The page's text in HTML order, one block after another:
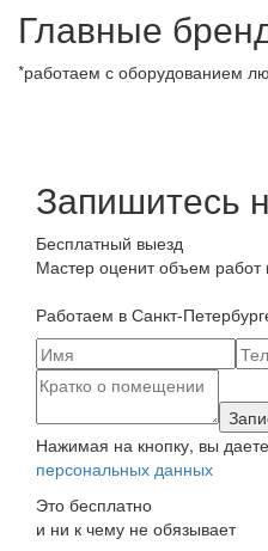
Главные
*работаем с оборудованием
Запишитесь
Бесплатный выезд
Мастер оценит объем работ
Работаем в Санкт-
Нажимая на кнопку, вы
персональных данных
Это бесплатно
и ни к чему не обязывает